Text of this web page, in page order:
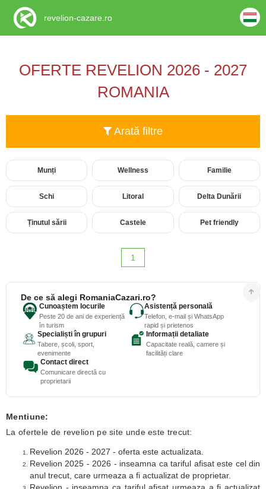
OFERTE REVELION 2026 - 2027
ROMANIA
Arată filtre
Munți Wellness Familie
Schi Litoral Delta Dunării
Ținutul sării Castele Pet friendly
1
De ce să alegi RomaniaCazari.ro?
Cunoaștem locurile
Peste 20 de ani de experiență
în turism
Asistență personală
Telefon, e-mail și WhatsApp
rapid și prietenos
Specialiști în grupuri
Tabere, școli, sport,
evenimente
Informații detaliate
Capacitate reală, camere și
facilități clare
Contact direct
Comunicare directă cu
proprietarii
Mentiune:
La ofertele de revelion pe site unde este trecut:
Revelion 2026 - 2027 - oferta este actualizata.
Revelion 2025 - 2026 - inseamna ca tariful afisat este cel din
anul trecut, care urmeaza a fi actualizat de proprietar.
revelion-cazare.ro